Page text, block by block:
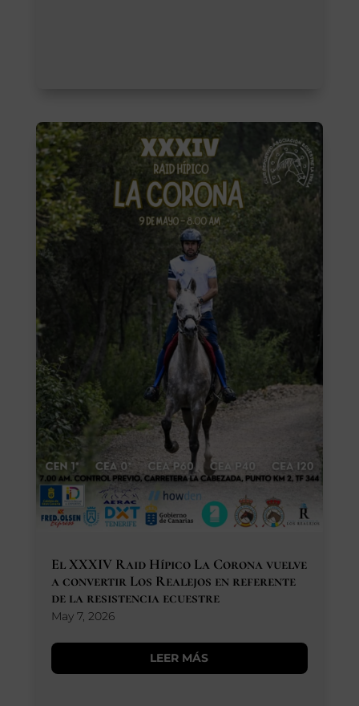
El XXXIV Raid Hípico La Corona vuelve
a convertir Los Realejos en referente
de la resistencia ecuestre
May 7, 2026
LEER MÁS